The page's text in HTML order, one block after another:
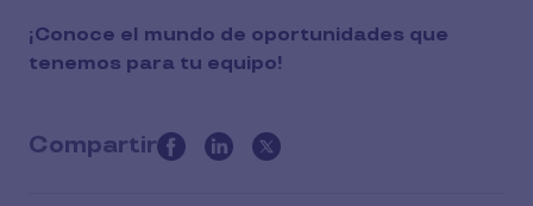
¡Conoce el mundo de oportunidades que
tenemos para tu equipo!
Compartir
this